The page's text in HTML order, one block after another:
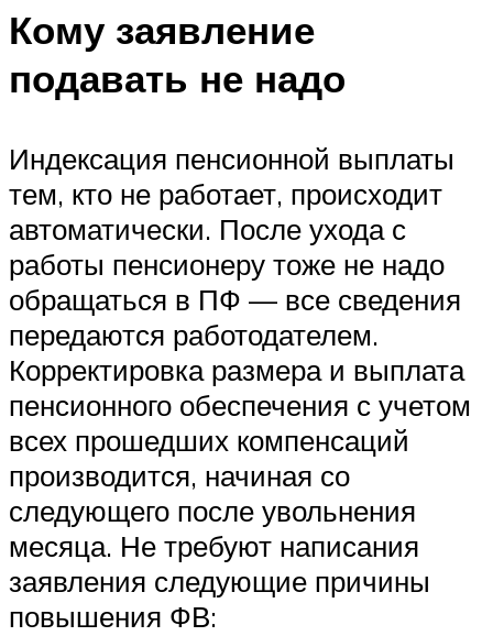
Кому заявление
подавать не надо
Индексация пенсионной выплаты
тем, кто не работает, происходит
автоматически. После ухода с
работы пенсионеру тоже не надо
обращаться в ПФ — все сведения
передаются работодателем.
Корректировка размера и выплата
пенсионного обеспечения с учетом
всех прошедших компенсаций
производится, начиная со
следующего после увольнения
месяца. Не требуют написания
заявления следующие причины
повышения ФВ: